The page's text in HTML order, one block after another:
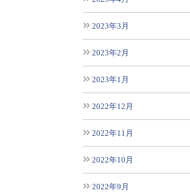
2023年3月
2023年2月
2023年1月
2022年12月
2022年11月
2022年10月
2022年9月